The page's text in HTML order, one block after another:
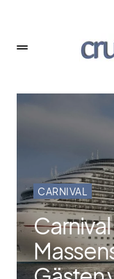
CARNIVAL